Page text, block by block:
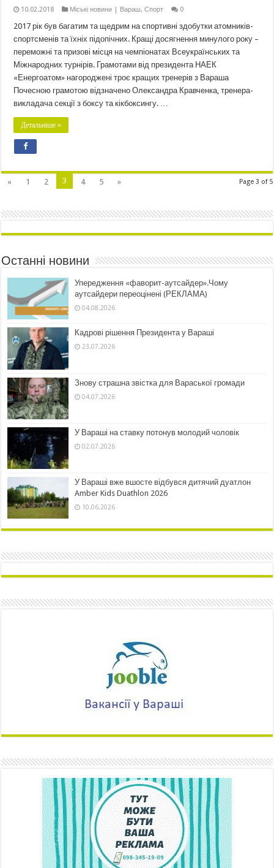
10.02.2018 Міські новини | Вараш,Спорт 0
2017 рік був багатим та щедрим на спортивні здобутки атомників-
спортсменів та їхніх підопічних. Кращі досягнення минулого року –
переможні та призові місця на чемпіонатах Всеукраїнських та
Міжнародних турнірів. Грамотами від президента НАЕК
«Енергоатом» нагороджені троє кращих тренерів з Вараша
Почесною грамотою відзначено Олександра Кравченка, тренера-
викладача секції з боксу та кікбоксингу. …
Детальніше »
Page 3 of 5
« 1 2 3 4 5 »
Останні новини
Упередження «фаворит-аутсайдер».Чому
аутсайдери переоцінені (РЕКЛАМА)
04.08.2026
Кадрові рішення Президента у Вараші
23.07.2026
Знову страшна звістка для Вараської громади
04.07.2026
У Вараші на ставку потонув молодий чоловік
02.07.2026
У Вараші вже вшосте відбувся дитячий дуатлон
Amber Kids Duathlon 2026
10.06.2026